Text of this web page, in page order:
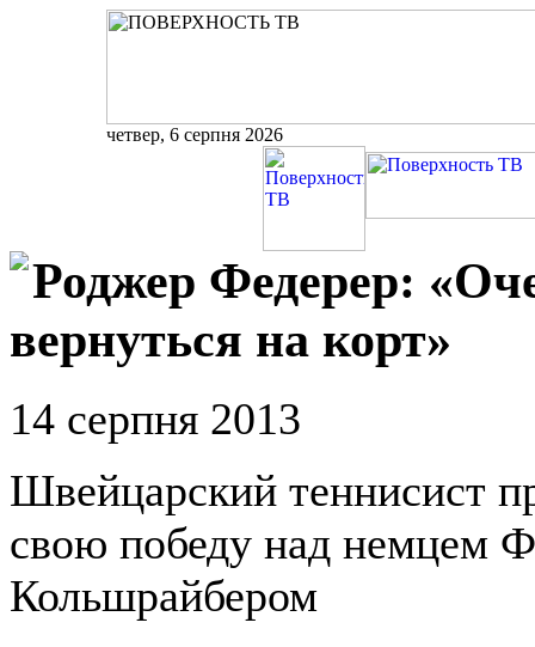
четвер, 6 серпня 2026
Роджер Федерер:
вернуться на корт»
14 серпня 2013
Швейцарский теннисист
свою победу над немцем
Кольшрайбером